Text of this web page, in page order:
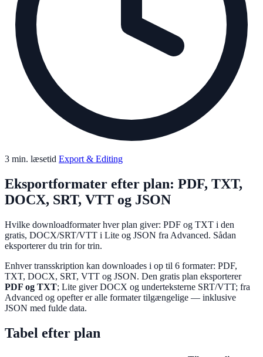
3 min. læsetid Export & Editing
Eksportformater efter plan: PDF, TXT,
DOCX, SRT, VTT og JSON
Hvilke downloadformater hver plan giver: PDF og TXT i den
gratis, DOCX/SRT/VTT i Lite og JSON fra Advanced. Sådan
eksporterer du trin for trin.
Enhver transskription kan downloades i op til 6 formater: PDF,
TXT, DOCX, SRT, VTT og JSON. Den gratis plan eksporterer
PDF og TXT; Lite giver DOCX og underteksterne SRT/VTT; fra
Advanced og opefter er alle formater tilgængelige — inklusive
JSON med fulde data.
Tabel efter plan